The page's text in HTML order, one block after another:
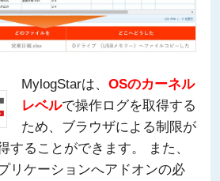
MylogStarは、OSのカーネル
レベルで操作ログを取得する
ため、ブラウザによる制限が
することができます。 また、
リケーションへアドオンの必